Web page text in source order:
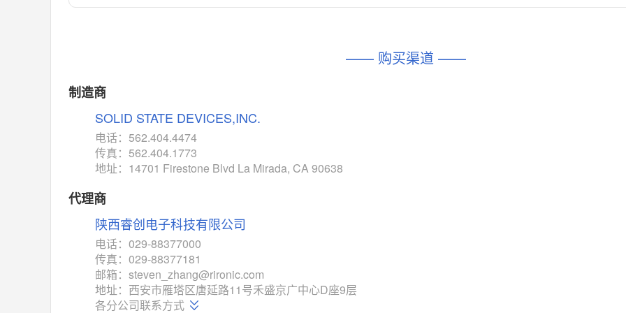
对比
MAX14760
M74HC4852 (意法-ST)
相同功能 相似度 52%
相同功能
TC4052BFT (东芝-Toshiba)
相同功能 相似度 50%
ISL54233 (瑞萨-Renesas)
相同功能 相似度 49% 对比
对比
相似度 44%
相同功能 相似度 35%
—— 购买渠道 ——
制造商
SOLID STATE DEVICES,INC.
电话：562.404.4474
传真：562.404.1773
地址：14701 Firestone Blvd La Mirada, CA 90638
代理商
陕西睿创电子科技有限公司
电话：029-88377000
传真：029-88377181
邮箱：steven_zhang@rironic.com
地址：西安市雁塔区唐延路11号禾盛京广中心D座9层
各分公司联系方式